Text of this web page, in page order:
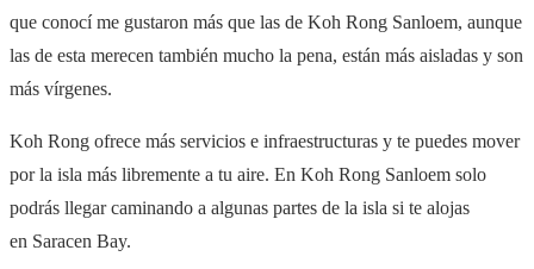
que conocí me gustaron más que las de Koh Rong Sanloem, aunque
las de esta merecen también mucho la pena, están más aisladas y son
más vírgenes.
Koh Rong ofrece más servicios e infraestructuras y te puedes mover
por la isla más libremente a tu aire. En Koh Rong Sanloem solo
podrás llegar caminando a algunas partes de la isla si te alojas
en Saracen Bay.